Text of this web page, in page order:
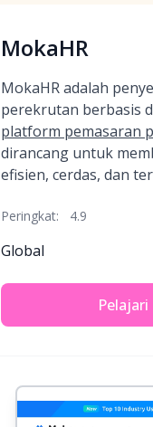
MokaHR
MokaHR adalah
perekrutan berbasis
platform pemasaran
dirancang untuk
efisien, cerdas, dan
Peringkat: 4.9
Global